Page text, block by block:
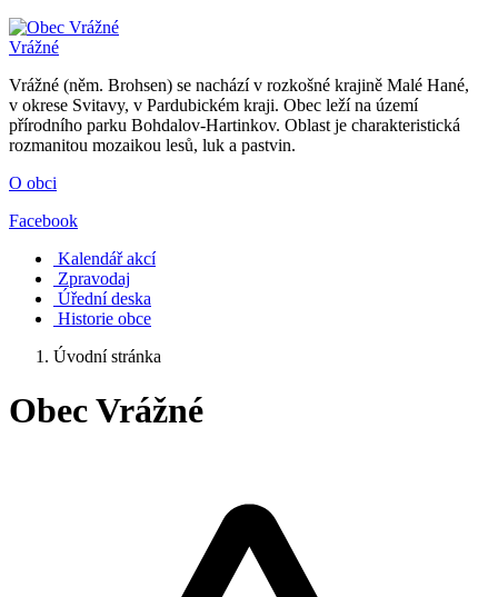
Vrážné
Vrážné (něm. Brohsen) se nachází v rozkošné krajině Malé Hané,
v okrese Svitavy, v Pardubickém kraji. Obec leží na území
přírodního parku Bohdalov-Hartinkov. Oblast je charakteristická
rozmanitou mozaikou lesů, luk a pastvin.
O obci
Facebook
Kalendář akcí
Zpravodaj
Úřední deska
Historie obce
Úvodní stránka
Obec Vrážné